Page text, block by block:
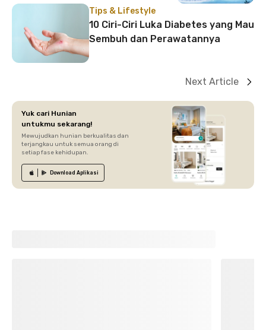
Tips & Lifestyle
10 Ciri-Ciri Luka Diabetes yang Mau
Sembuh dan Perawatannya
Next Article
Yuk cari Hunian
untukmu sekarang!
Mewujudkan hunian berkualitas dan
terjangkau untuk semua orang di
setiap fase kehidupan.
Download Aplikasi